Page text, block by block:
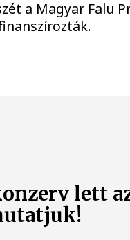
a Magyar Falu
lett